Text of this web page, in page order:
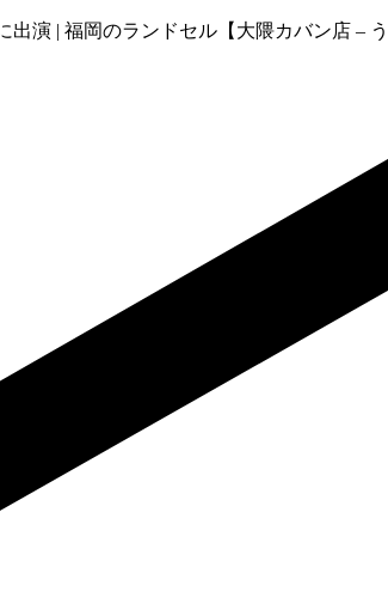
出演 | 福岡のランドセル【大隈カバン店 –